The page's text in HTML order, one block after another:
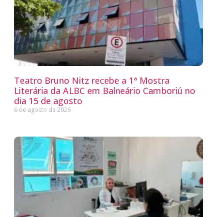
Teatro Bruno Nitz recebe a 1ª Mostra
Literária da ALBC em Balneário Camboriú no
dia 15 de agosto
6 de agosto de 2026